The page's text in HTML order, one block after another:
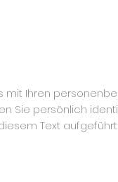
Ihren
Sie persönlich
Text